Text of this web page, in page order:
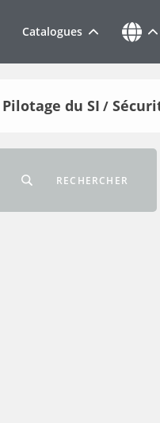
Catalogues
du SI /
RECHERCHER